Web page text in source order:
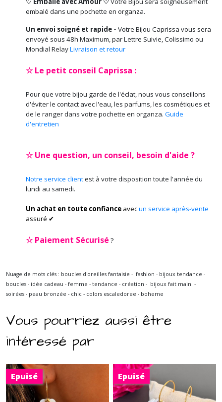
embalé dans une pochette en organza.
Un envoi soigné et rapide - Votre Bijou Caprissa vous sera
envoyé sous 48h Maximum, par Lettre Suivie, Colissimo ou
Mondial RelayLivraison et retour
☆ Le petit conseil Caprissa :
Pour que votre bijou garde de l'éclat, nous vous conseillons
d'éviter le contact avec l'eau, les parfums, les cosmétiques et
de le ranger dans votre pochette en organza. Guide
d'entretien
☆ Une question, un conseil, besoin d'aide ?
Notre service clientest à votre disposition toute l'année du
lundi au samedi.
Un achat en toute confiance avecun service après-vente
assuré ✔
☆Paiement Sécurisé ?
Nuage de mots clés : boucles d'oreilles fantaisie - fashion - bijoux tendance -
boucles - idée cadeau - femme - tendance - création - bijoux fait main -
soirées - peau bronzée - chic - colors escaledoree - boheme
Vous pourriez aussi être
intéressé par
Epuisé Epuisé